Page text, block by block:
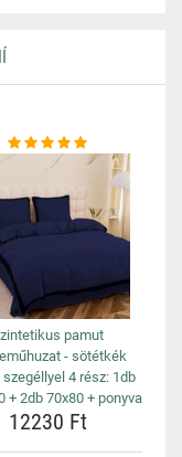
pamut
- sötétkék
4 rész: 1db
+ 2db 70x80 + ponyva
12230 Ft